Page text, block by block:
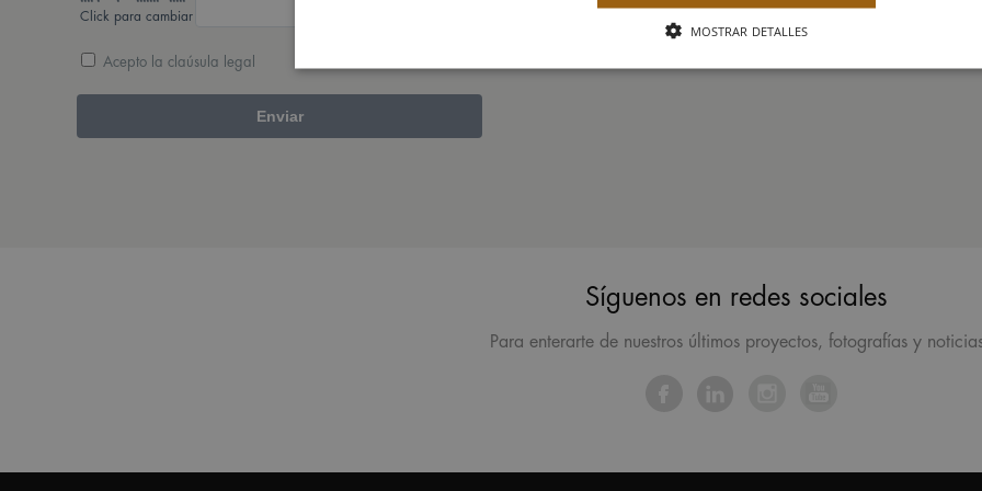
**** * * ******* *****
Click para cambiar
Acepto la claúsula legal
Síguenos en redes sociales
Para enterarte de nuestros últimos proyectos, fotografías y
MOSTRAR DETALLES